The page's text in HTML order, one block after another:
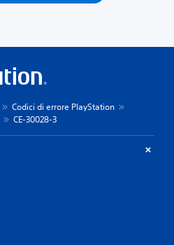
Codici di errore PlayStation
CE-30028-3